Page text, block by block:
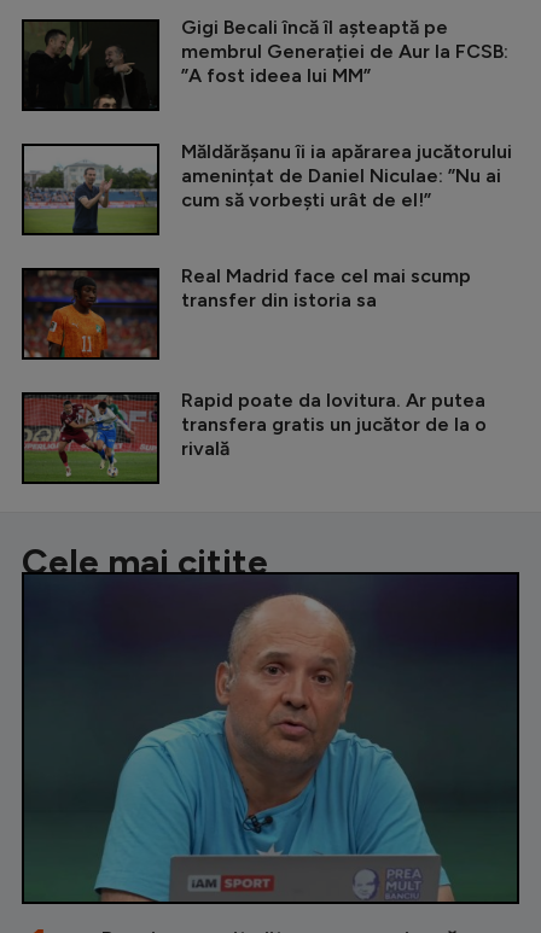
Gigi Becali încă îl așteaptă pe
membrul Generației de Aur la FCSB:
”A fost ideea lui MM”
Măldărășanu îi ia apărarea jucătorului
amenințat de Daniel Niculae: ”Nu ai
cum să vorbești urât de el!”
Real Madrid face cel mai scump
transfer din istoria sa
Rapid poate da lovitura. Ar putea
transfera gratis un jucător de la o
rivală
Cele mai citite